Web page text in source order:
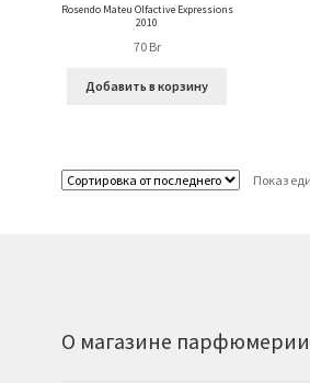
Rosendo Mateu Olfactive Expressions
2010
70 Br
Добавить в корзину
Показ
О магазине